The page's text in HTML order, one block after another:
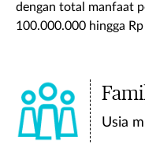
dengan total manfaat
100.000.000 hingga
Usia